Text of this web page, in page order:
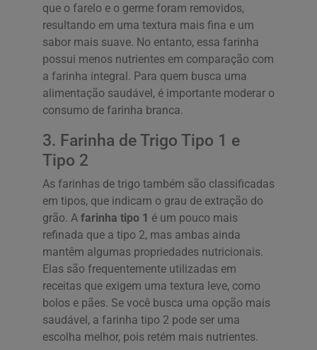
que o farelo e o germe foram removidos,
resultando em uma textura mais fina e um
sabor mais suave. No entanto, essa farinha
possui menos nutrientes em comparação com
a farinha integral. Para quem busca uma
alimentação saudável, é importante moderar o
consumo de farinha branca.
3. Farinha de Trigo Tipo 1 e
Tipo 2
As farinhas de trigo também são classificadas
em tipos, que indicam o grau de extração do
grão. A farinha tipo 1 é um pouco mais
refinada que a tipo 2, mas ambas ainda
mantêm algumas propriedades nutricionais.
Elas são frequentemente utilizadas em
receitas que exigem uma textura leve, como
bolos e pães. Se você busca uma opção mais
saudável, a farinha tipo 2 pode ser uma
escolha melhor, pois retém mais nutrientes.